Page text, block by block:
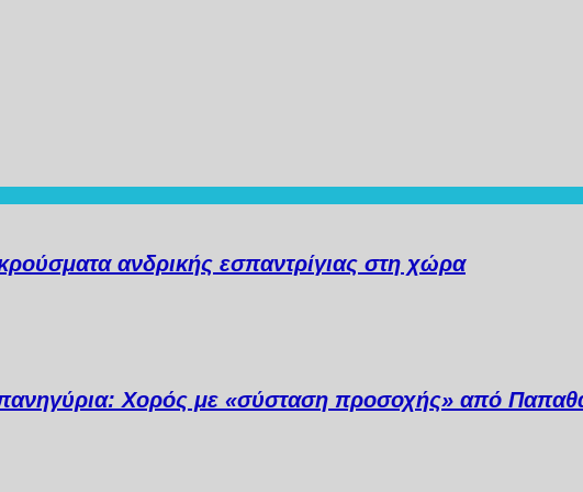
ανδρικής εσπαντρίγιας στη χώρα
Χορός με «σύσταση προσοχής» από